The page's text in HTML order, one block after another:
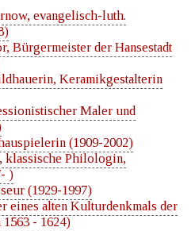
evangelisch-luth.
Bürgermeister der Hansestadt
Keramikgestalterin
Maler und
(1909-2002)
klassische Philologin,
)
(1929-1997)
eines alten Kulturdenkmals der
1563 - 1624)